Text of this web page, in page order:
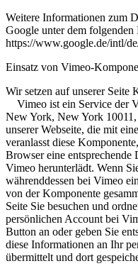
Weitere Informationen zum
Google unter dem folgenden
https://www.google.de/intl/
Einsatz von Vimeo-
Wir setzen auf unserer Seite
Vimeo ist ein Service der
New York, New York
unserer Webseite, die mit
veranlasst diese
Browser eine
Vimeo herunterlädt. Wenn
währenddessen bei Vimeo
von der Komponente
Seite Sie besuchen und
persönlichen Account bei
Button an oder geben Sie
diese Informationen an Ihr
übermittelt und dort